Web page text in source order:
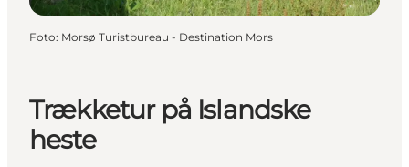
Trækketur på Islandske
heste
Foto: Morsø Turistbureau - Destination Mors